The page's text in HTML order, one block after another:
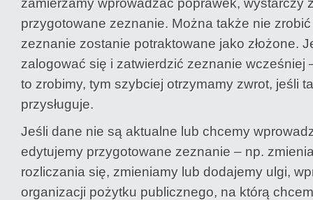
zamierzamy wprowadzać poprawek, wystarczy
przygotowane zeznanie. Można także nie
zeznanie zostanie potraktowane jako złożone.
zalogować się i zatwierdzić zeznanie wcześniej
to zrobimy, tym szybciej otrzymamy zwrot, jeśli
przysługuje.
Jeśli dane nie są aktualne lub chcemy
edytujemy przygotowane zeznanie – np.
rozliczania się, zmieniamy lub dodajemy ulgi,
organizacji pożytku publicznego, na którą